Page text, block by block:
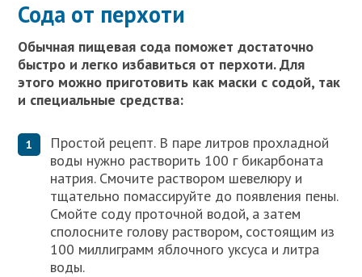
Сода от перхоти
Обычная пищевая сода поможет достаточно
быстро и легко избавиться от перхоти. Для
этого можно приготовить как маски с содой, так
и специальные средства:
Простой рецепт. В паре литров прохладной
воды нужно растворить 100 г бикарбоната
натрия. Смочите раствором шевелюру и
тщательно помассируйте до появления пены.
Смойте соду проточной водой, а затем
сполосните голову раствором, состоящим из
100 миллиграмм яблочного уксуса и литра
воды.